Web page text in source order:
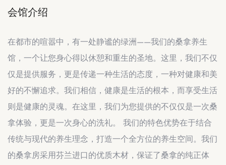
会馆介绍
在都市的喧嚣中，有一处静谧的绿洲——我们的桑拿养生
馆，一个让您身心得以休憩和重生的圣地。这里，我们不仅
仅是提供服务，更是传递一种生活的态度，一种对健康和美
好的不懈追求。我们相信，健康是生活的根本，而享受生活
则是健康的灵魂。在这里，我们为您提供的不仅仅是一次桑
拿体验，更是一次身心的洗礼。 我们的特色优势在于结合
传统与现代的养生理念，打造一个全方位的养生空间。我们
的桑拿房采用芬兰进口的优质木材，保证了桑拿的纯正体